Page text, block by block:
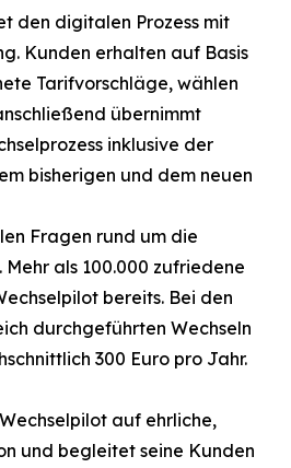
den digitalen Prozess mit
Kunden erhalten auf Basis
Tarifvorschläge, wählen
übernimmt
inklusive der
bisherigen und dem neuen
Fragen rund um die
als 100.000 zufriedene
bereits. Bei den
durchgeführten Wechseln
300 Euro pro Jahr.
auf ehrliche,
und begleitet seine Kunden